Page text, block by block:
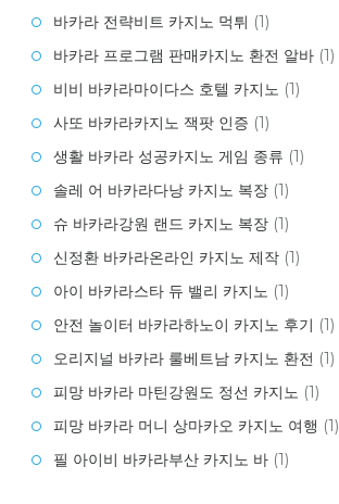
바카라 전략비트 카지노 먹튀 (1)
바카라 프로그램 판매카지노 환전 알바 (1)
비비 바카라마이다스 호텔 카지노 (1)
사또 바카라카지노 잭팟 인증 (1)
생활 바카라 성공카지노 게임 종류 (1)
솔레 어 바카라다낭 카지노 복장 (1)
슈 바카라강원 랜드 카지노 복장 (1)
신정환 바카라온라인 카지노 제작 (1)
아이 바카라스타 듀 밸리 카지노 (1)
안전 놀이터 바카라하노이 카지노 후기 (1)
오리지널 바카라 룰베트남 카지노 환전 (1)
피망 바카라 마틴강원도 정선 카지노 (1)
피망 바카라 머니 상마카오 카지노 여행 (1)
필 아이비 바카라부산 카지노 바 (1)